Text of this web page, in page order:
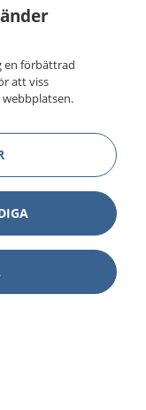
en förbättrad
att viss